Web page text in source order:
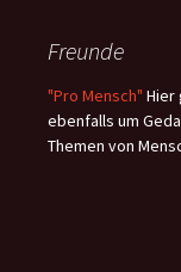
Freunde
"Pro Mensch" Hier
ebenfalls um
Themen von